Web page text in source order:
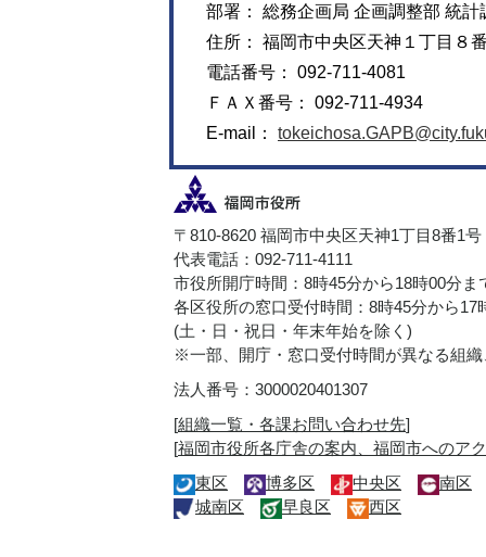
部署： 総務企画局 企画調整部 統計
住所： 福岡市中央区天神１丁目８
電話番号： 092-711-4081
ＦＡＸ番号： 092-711-4934
E-mail：
〒810-8620 福岡市中央区天神1丁目8番1号
代表電話：092-711-4111
市役所開庁時間：8時45分から18時00分ま
各区役所の窓口受付時間：8時45分から17
(土・日・祝日・年末年始を除く)
※一部、開庁・窓口受付時間が異なる組
法人番号：3000020401307
[組織一覧・各課お問い合わせ先]
[福岡市役所各庁舎の案内、福岡市へのア
東区
博多区 中央区
南区
城南区
早良区 西区